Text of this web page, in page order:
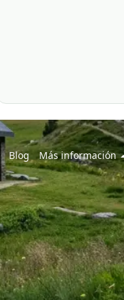
Blog Más información